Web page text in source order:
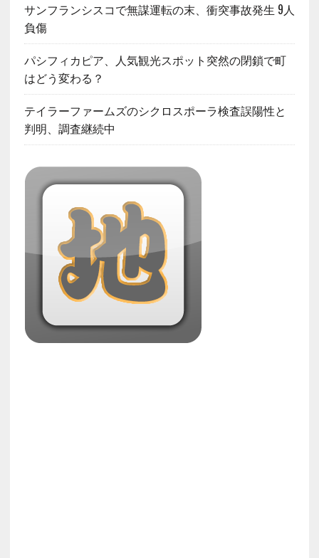
サンフランシスコで無謀運転の末、衝突事故発生 9人
負傷
パシフィカピア、人気観光スポット突然の閉鎖で町
はどう変わる？
テイラーファームズのシクロスポーラ検査誤陽性と
判明、調査継続中